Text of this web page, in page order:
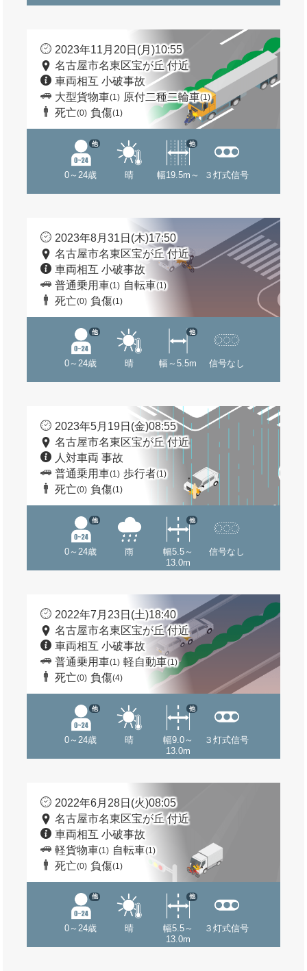
2023年11月20日(月)10:55
名古屋市名東区宝が丘 付近
車両相互 小破事故
大型貨物車(1) 原付二種二輪車(1)
死亡(0) 負傷(1)
0～24歳
他
晴 幅19.5m～
他
３灯式信号
2023年8月31日(木)17:50
名古屋市名東区宝が丘 付近
車両相互 小破事故
普通乗用車(1) 自転車(1)
死亡(0) 負傷(1)
0～24歳
他
晴 幅～5.5m
他
信号なし
2023年5月19日(金)08:55
名古屋市名東区宝が丘 付近
人対車両 事故
普通乗用車(1) 歩行者(1)
死亡(0) 負傷(1)
0～24歳
他
雨
幅5.5～
13.0m
他
信号なし
2022年7月23日(土)18:40
名古屋市名東区宝が丘 付近
車両相互 小破事故
普通乗用車(1) 軽自動車(1)
死亡(0) 負傷(4)
0～24歳
他
晴
幅9.0～
13.0m
他
３灯式信号
2022年6月28日(火)08:05
名古屋市名東区宝が丘 付近
車両相互 小破事故
軽貨物車(1) 自転車(1)
死亡(0) 負傷(1)
0～24歳
他
晴
幅5.5～
13.0m
他
３灯式信号